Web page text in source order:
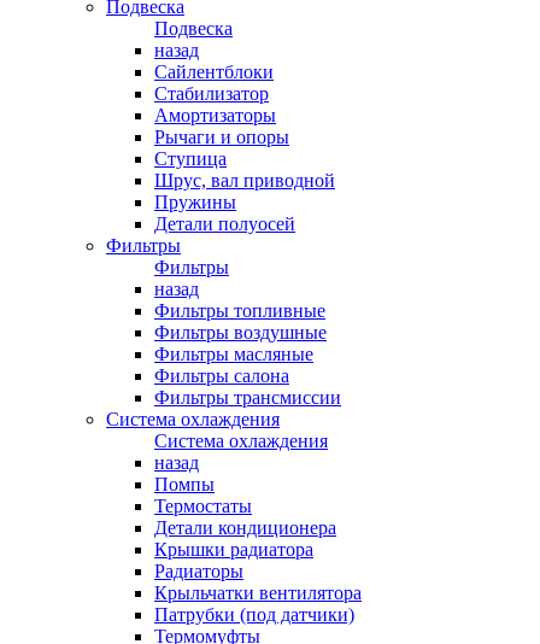
Подвеска
Подвеска
назад
Сайлентблоки
Стабилизатор
Амортизаторы
Рычаги и опоры
Ступица
Шрус, вал приводной
Пружины
Детали полуосей
Фильтры
Фильтры
назад
Фильтры топливные
Фильтры воздушные
Фильтры масляные
Фильтры салона
Фильтры трансмиссии
Система охлаждения
Система охлаждения
назад
Помпы
Термостаты
Детали кондиционера
Крышки радиатора
Радиаторы
Крыльчатки вентилятора
Патрубки (под датчики)
Термомуфты